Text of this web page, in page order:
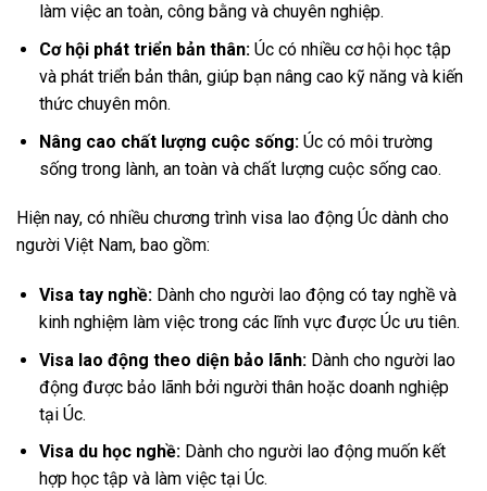
làm việc an toàn, công bằng và chuyên nghiệp.
Cơ hội phát triển bản thân:Úc có nhiều cơ hội học tập
và phát triển bản thân, giúp bạn nâng cao kỹ năng và kiến
thức chuyên môn.
Nâng cao chất lượng cuộc sống:Úc có môi trường
sống trong lành, an toàn và chất lượng cuộc sống cao.
Hiện nay, có nhiều chương trình visa lao động Úc dành cho
người Việt Nam, bao gồm:
Visa tay nghề:Dành cho người lao động có tay nghề và
kinh nghiệm làm việc trong các lĩnh vực được Úc ưu tiên.
Visa lao động theo diện bảo lãnh:Dành cho người lao
động được bảo lãnh bởi người thân hoặc doanh nghiệp
tại Úc.
Visa du học nghề:Dành cho người lao động muốn kết
hợp học tập và làm việc tại Úc.